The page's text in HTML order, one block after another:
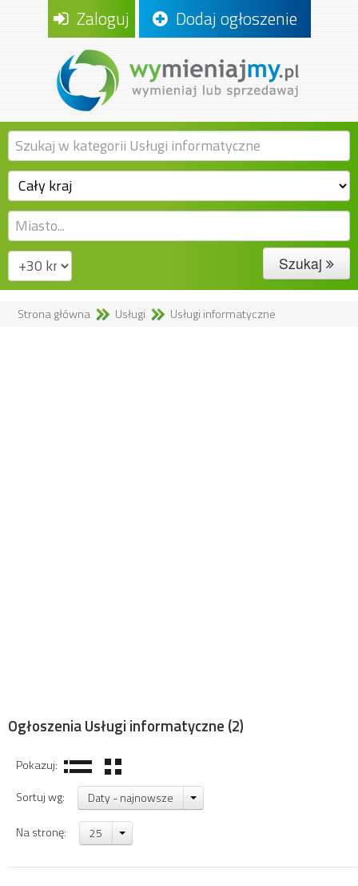
Zaloguj Dodaj ogłoszenie
Szukaj
Strona główna Usługi Usługi informatyczne
Ogłoszenia Usługi informatyczne (2)
Pokazuj:
Sortuj wg:
Daty - najnowsze
Na stronę: 25